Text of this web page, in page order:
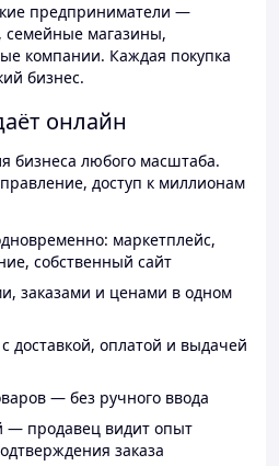
предприниматели —
семейные магазины,
компании. Каждая покупка
бизнес.
онлайн
бизнеса любого масштаба.
доступ к миллионам
маркетплейс,
собственный сайт
заказами и ценами в одном
доставкой, оплатой и выдачей
— без ручного ввода
— продавец видит опыт
заказа